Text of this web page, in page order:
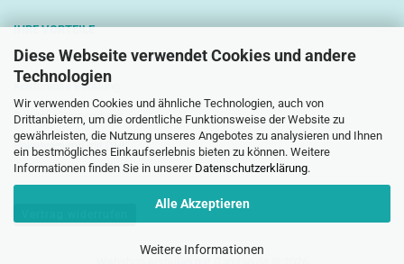
Diese Webseite verwendet Cookies und andere
Technologien
Wir verwenden Cookies und ähnliche Technologien, auch von
Drittanbietern, um die ordentliche Funktionsweise der Website zu
gewährleisten, die Nutzung unseres Angebotes zu analysieren und Ihnen
ein bestmögliches Einkaufserlebnis bieten zu können. Weitere
Informationen finden Sie in unserer Datenschutzerklärung.
Alle Akzeptieren
Weitere Informationen
IHRE VORTEILE
Sichere Zahlung mit SSL-Verschlüsselung
Kostenlose Beratung
Schnelle Versendung
Paketversand mit DHL